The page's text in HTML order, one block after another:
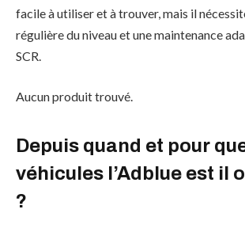
facile à utiliser et à trouver, mais il
régulière du niveau et une maintenance
SCR.
Aucun produit trouvé.
Depuis quand et pour
véhicules l’Adblue est il
?